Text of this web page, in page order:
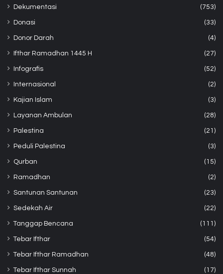
Dekumentasi (753)
Donasi (33)
Donor Darah (4)
Ifthar Ramadhan 1445 H (27)
Infografis (52)
Internasional (2)
Kajian Islam (3)
Layanan Ambulan (28)
Palestina (21)
Peduli Palestina (3)
Qurban (15)
Ramadhan (2)
Santunan Santunan (23)
Sedekah Air (22)
Tanggap Bencana (111)
Tebar Ifthar (54)
Tebar Ifthar Ramadhan (48)
Tebar Ifthar Sunnah (17)